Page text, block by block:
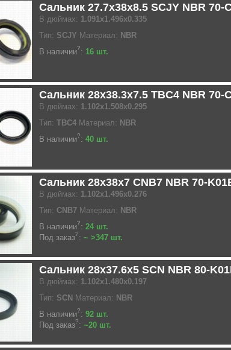
Сальник 27.7x38x8.5 SCJY NBR 70-
В дюймах: 1.091x1.496x0.335
Тип: SCJY Материал: NBR
В наличии?: 16 шт.
Сальник 28x38.3x7.5 TBC4 NBR 70-
В дюймах: 1.102x1.508x0.295
Тип: TBC4 Материал: NBR
В наличии?: 40 шт.
Сальник 28x38x7 CNB7 NBR 70-
В дюймах: 1.102x1.496x0.276
Тип: CNB7 Материал: NBR
В наличии?: 24 шт.
Под заказ?: ~ >347 шт.
Сальник 28x37.6x5 SCN NBR 80-
В дюймах: 1.102x1.480x0.197
Тип: SCN Материал: NBR
В наличии?: 92 шт.
Под заказ?: ~20 шт.